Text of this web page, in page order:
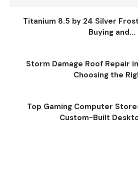
Titanium 8.5 by 24 Silver
Buying and...
Storm Damage Roof Repair
Choosing the
Top Gaming Computer
Custom-Built